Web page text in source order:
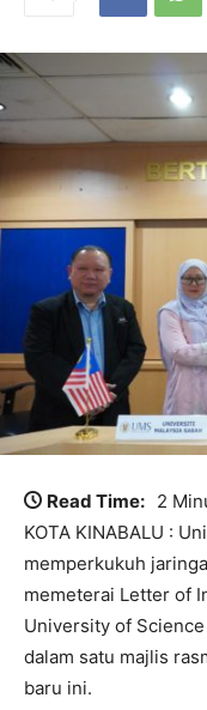
Read Time: 2
KOTA KINABALU :
memperkukuh
memeterai Letter of
University of
dalam satu majlis
baru ini.